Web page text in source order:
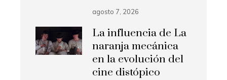
agosto 7, 2026
La influencia de La
naranja mecánica
en la evolución del
cine distópico